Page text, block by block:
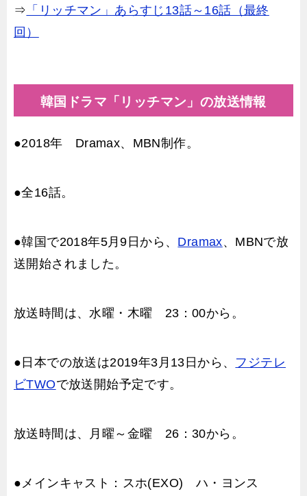
⇒ 「リッチマン」あらすじ13話～16話（最終
回）
韓国ドラマ「リッチマン」の放送情報
●2018年 Dramax、MBN制作。
●全16話。
●韓国で2018年5月9日から、 Dramax、MBNで放
送開始されました。
放送時間は、水曜・木曜 23：00から。
●日本での放送は2019年3月13日から、 フジテレ
ビTWOで放送開始予定です。
放送時間は、月曜～金曜 26：30から。
●メインキャスト：スホ(EXO) ハ・ヨンス